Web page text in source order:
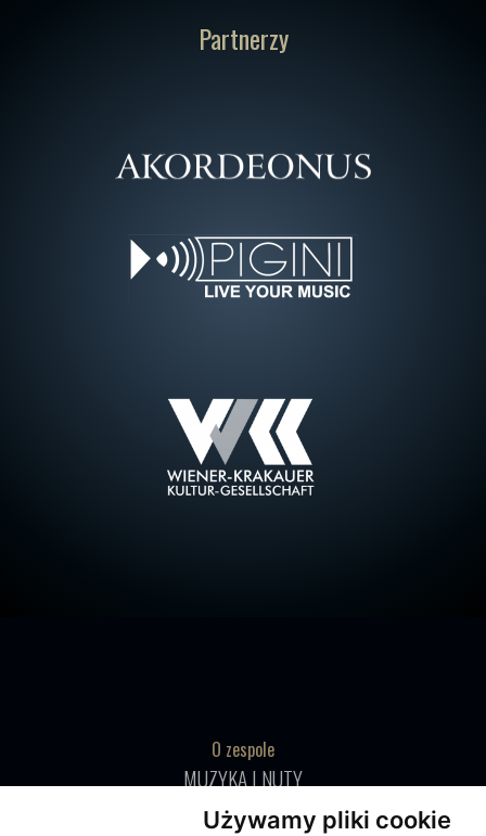
Używamy pliki cookie
Partnerzy
O zespole
MUZYKA I NUTY
NAGRODY